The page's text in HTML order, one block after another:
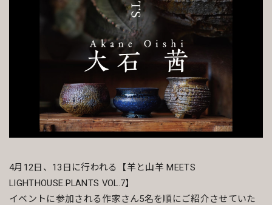
4月12日、13日に行われる【羊と山羊 MEETS
LIGHTHOUSE.PLANTS VOL.7】
イベントに参加される作家さん5名を順にご紹介させていた